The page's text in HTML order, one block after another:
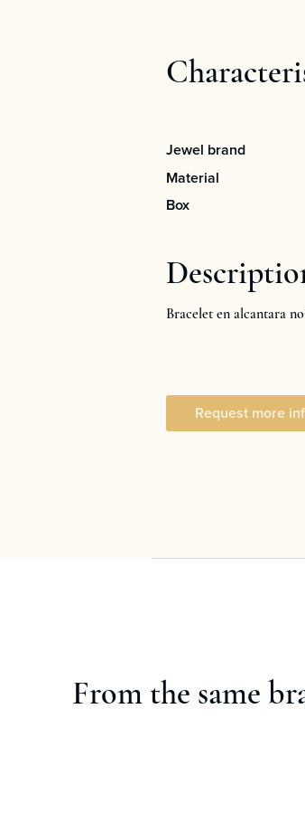
Jewel brand
Material
Box
Bracelet en alcantara
Request more
From the same